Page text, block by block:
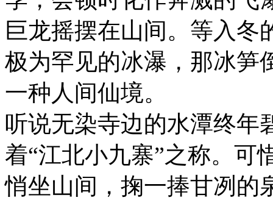
巨龙摇摆在山间。等入冬
极为罕见的冰瀑，那冰笋
一种人间仙境。
听说无染寺边的水潭终年
着“江北小九寨”之称。可
悄坐山间，掬一捧甘冽的